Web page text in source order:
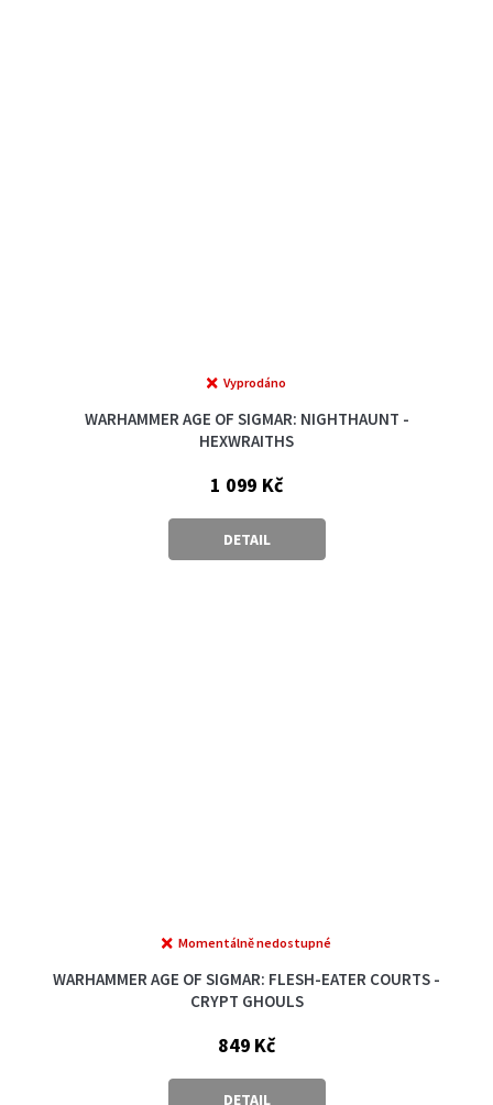
WARHAMMER AGE OF SIGMAR: NIGHTHAUNT -
HEXWRAITHS
Vyprodáno
1 099 Kč
DETAIL
WARHAMMER AGE OF SIGMAR: FLESH-EATER COURTS -
CRYPT GHOULS
Momentálně nedostupné
849 Kč
DETAIL